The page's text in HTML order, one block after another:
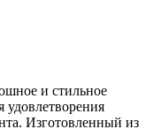
и стильное
удовлетворения
Изготовленный из